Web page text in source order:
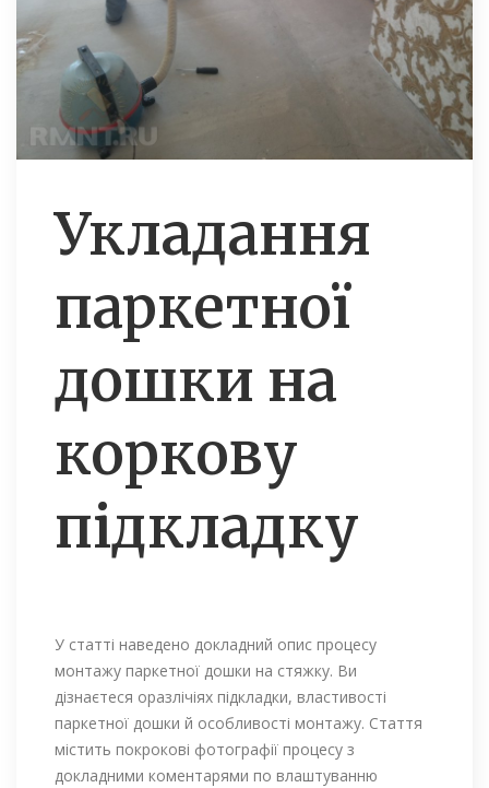
Укладання
паркетної
дошки на
коркову
підкладку
У статті наведено докладний опис процесу
монтажу паркетної дошки на стяжку. Ви
дізнаєтеся оразлічіях підкладки, властивості
паркетної дошки й особливості монтажу. Стаття
містить покрокові фотографії процесу з
докладними коментарями по влаштуванню